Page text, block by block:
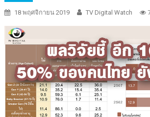
18 พฤศจิกายน 2019 TV Digital Watch